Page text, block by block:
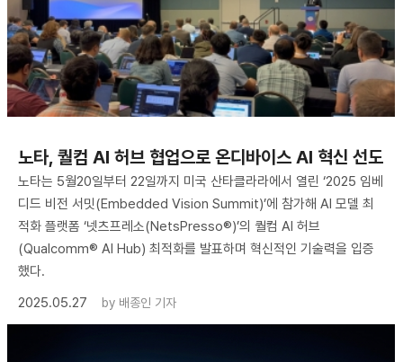
노타, 퀄컴 AI 허브 협업으로 온디바이스 AI 혁신 선도
노타는 5월20일부터 22일까지 미국 산타클라라에서 열린 ‘2025 임베
디드 비전 서밋(Embedded Vision Summit)’에 참가해 AI 모델 최
적화 플랫폼 ‘넷츠프레소(NetsPresso®)’의 퀄컴 AI 허브
(Qualcomm® AI Hub) 최적화를 발표하며 혁신적인 기술력을 입증
했다.
2025.05.27
by 배종인 기자